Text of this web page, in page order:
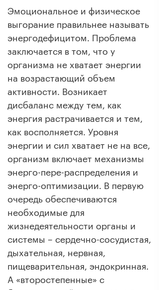
Эмоциональное и физическое
выгорание правильнее называть
энергодефицитом. Проблема
заключается в том, что у
организма не хватает энергии
на возрастающий объем
активности. Возникает
дисбаланс между тем, как
энергия растрачивается и тем,
как восполняется. Уровня
энергии и сил хватает не на все,
организм включает механизмы
энерго-пере-распределения и
энерго-оптимизации. В первую
очередь обеспечиваются
необходимые для
жизнедеятельности органы и
системы – сердечно-сосудистая,
дыхательная, нервная,
пищеварительная, эндокринная.
А «второстепенные» с